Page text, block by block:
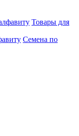
Товары для
Семена по